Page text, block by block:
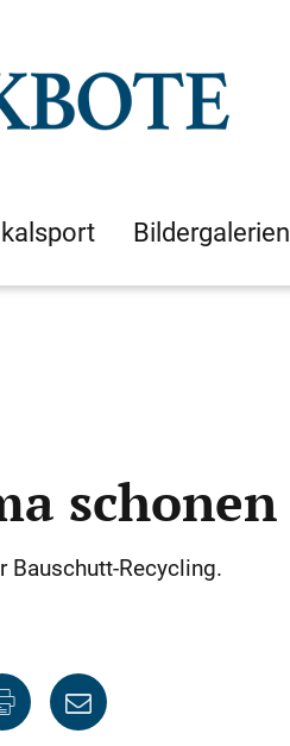
Bildergalerien
schonen
Bauschutt-Recycling.